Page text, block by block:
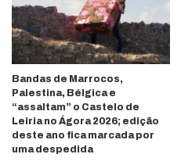
Bandas de Marrocos,
Palestina, Bélgica e
“assaltam” o Castelo de
Leiria no Ágora 2026; edição
deste ano fica marcada por
uma despedida